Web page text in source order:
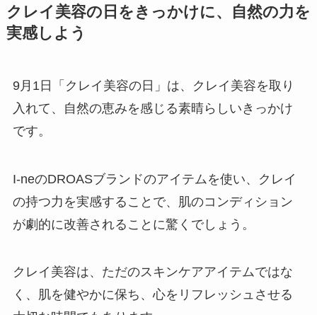
クレイ美容の日をきっかけに、自然の力を
実感しよう
9月1日「クレイ美容の日」は、クレイ美容を取り
入れて、自然の恵みを感じる素晴らしいきっかけ
です。
I-neのDROASブランドのアイテムを使い、クレイ
の持つ力を実感することで、肌のコンディション
が劇的に改善されることに驚くでしょう。
クレイ美容は、ただのスキンケアアイテムではな
く、肌を健やかに保ち、心をリフレッシュさせる